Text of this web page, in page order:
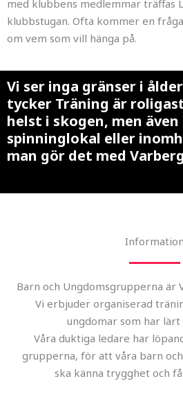
med klubbens medlemmar träffas
klubbstugan. Ofta kommer en
om vem som vill hänga på.
Vi ser inga gränser i
tycker Träning är
helst i skogen, men även
spinninglokal eller
man gör det med
Information
Barn och Ungdomsgrupperna är
Vi erbjuder organiserad
ungdomar som har lärt
Våra duktiga ledare har
grupperna, för att våra barn
ska känna trygghet och